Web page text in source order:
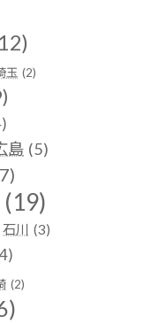
玉 (2)
島 (5)
(19)
石川 (3)
(2)